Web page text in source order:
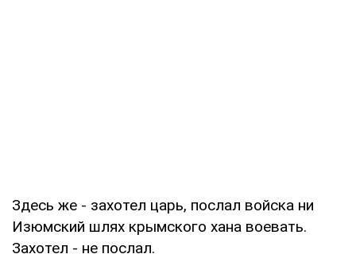
Здесь же - захотел царь, послал войска ни
Изюмский шлях крымского хана воевать.
Захотел - не послал.